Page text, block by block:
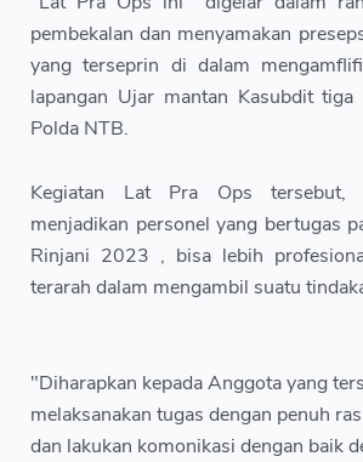
pembekalan dan menyamakan
yang terseprin di dalam
lapangan Ujar mantan Kasubdit
Polda NTB.
Kegiatan Lat Pra Ops tersebut,
menjadikan personel yang bertugas
Rinjani 2023 , bisa lebih
terarah dalam mengambil suatu
"Diharapkan kepada Anggota yang
melaksanakan tugas dengan penuh
dan lakukan komonikasi dengan baik